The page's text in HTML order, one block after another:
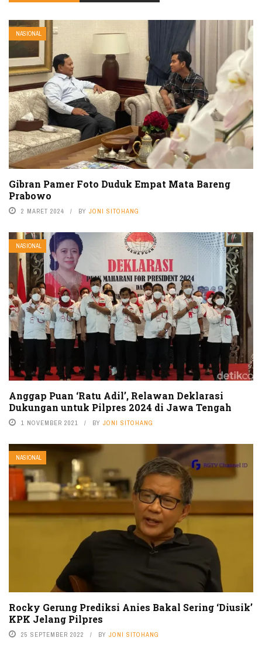
NASIONAL
Gibran Pamer Foto Duduk Empat Mata Bareng
Prabowo
2 MARET 2024 BY JONI SITOHANG
NASIONAL
Anggap Puan ‘Ratu Adil’, Relawan Deklarasi
Dukungan untuk Pilpres 2024 di Jawa Tengah
1 NOVEMBER 2021 BY JONI SITOHANG
NASIONAL
Rocky Gerung Prediksi Anies Bakal Sering ‘Diusik’
KPK Jelang Pilpres
25 SEPTEMBER 2022 BY JONI SITOHANG